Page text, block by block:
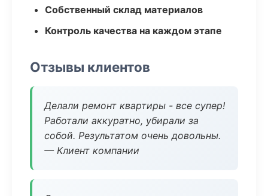
Собственный склад материалов
Контроль качества на каждом этапе
Отзывы клиентов
Делали ремонт квартиры - все супер!
Работали аккуратно, убирали за
собой. Результатом очень довольны.
— Клиент компании